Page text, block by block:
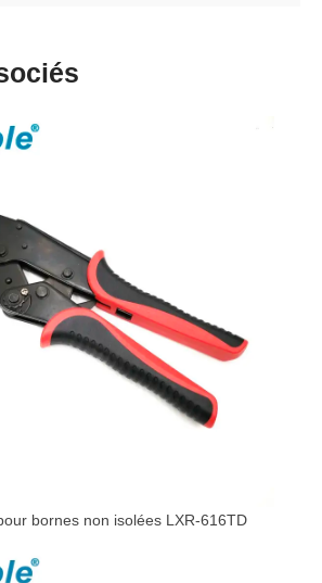
bornes non isolées LXR-616TD